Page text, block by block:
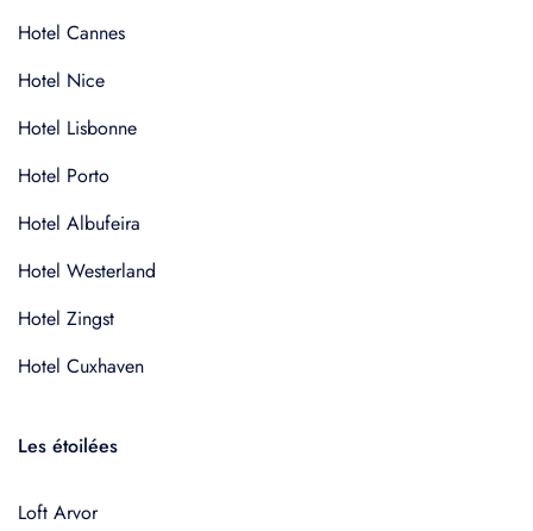
Hotel Cannes
Hotel Nice
Hotel Lisbonne
Hotel Porto
Hotel Albufeira
Hotel Westerland
Hotel Zingst
Hotel Cuxhaven
Les étoilées
Loft Arvor